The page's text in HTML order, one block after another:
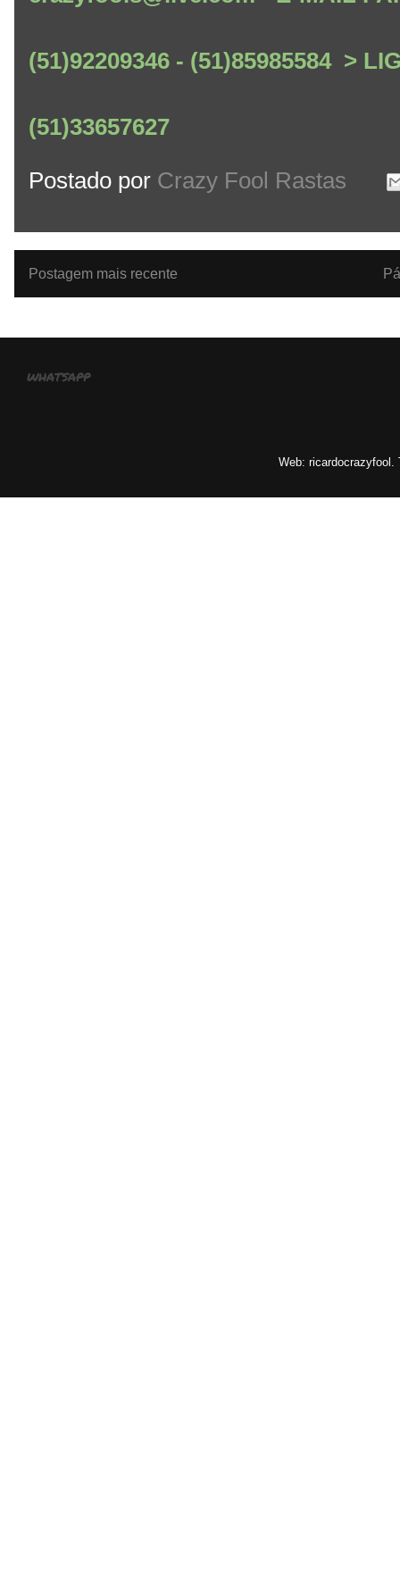
(51)92209346 - (51)85985584 >
(51)33657627
Postado por Crazy Fool Rastas
Postagem mais recente
whatsapp
Web: